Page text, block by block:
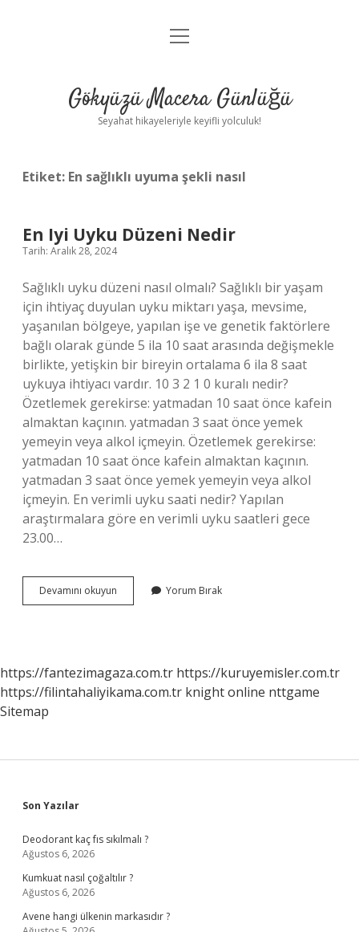
Anasayfa
Yasal Uyarı
menüyü
Gökyüzü Macera Günlüğü
Seyahat hikayeleriyle keyifli yolculuk!
Etiket: En sağlıklı uyuma şekli nasıl
En Iyi Uyku Düzeni Nedir
Tarih: Aralık 28, 2024
Sağlıklı uyku düzeni nasıl olmalı? Sağlıklı bir yaşam
için ihtiyaç duyulan uyku miktarı yaşa, mevsime,
yaşanılan bölgeye, yapılan işe ve genetik faktörlere
bağlı olarak günde 5 ila 10 saat arasında değişmekle
birlikte, yetişkin bir bireyin ortalama 6 ila 8 saat
uykuya ihtiyacı vardır. 10 3 2 1 0 kuralı nedir?
Özetlemek gerekirse: yatmadan 10 saat önce kafein
almaktan kaçının. yatmadan 3 saat önce yemek
yemeyin veya alkol içmeyin. Özetlemek gerekirse:
yatmadan 10 saat önce kafein almaktan kaçının.
yatmadan 3 saat önce yemek yemeyin veya alkol
içmeyin. En verimli uyku saati nedir? Yapılan
araştırmalara göre en verimli uyku saatleri gece
23.00…
Devamını okuyun
Iyi
Yorum Bırak
https://fantezimagaza.com.tr https://kuruyemisler.com.tr
https://filintahaliyikama.com.tr knight online nttgame
Sitemap
Sidebar
Son Yazılar
Deodorant kaç fıs sıkılmalı ?
Ağustos 6, 2026
Kumkuat nasıl çoğaltılır ?
Ağustos 6, 2026
Avene hangi ülkenin markasıdır ?